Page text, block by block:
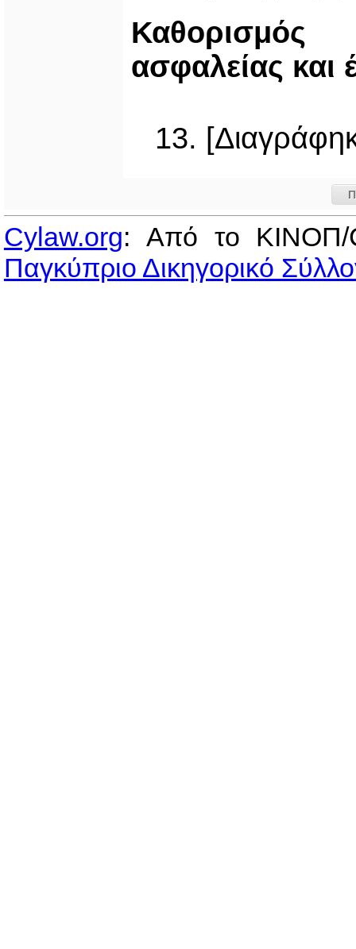
ασφαλείας και
13.
Cylaw.org: Από το
Παγκύπριο Δικηγορικό